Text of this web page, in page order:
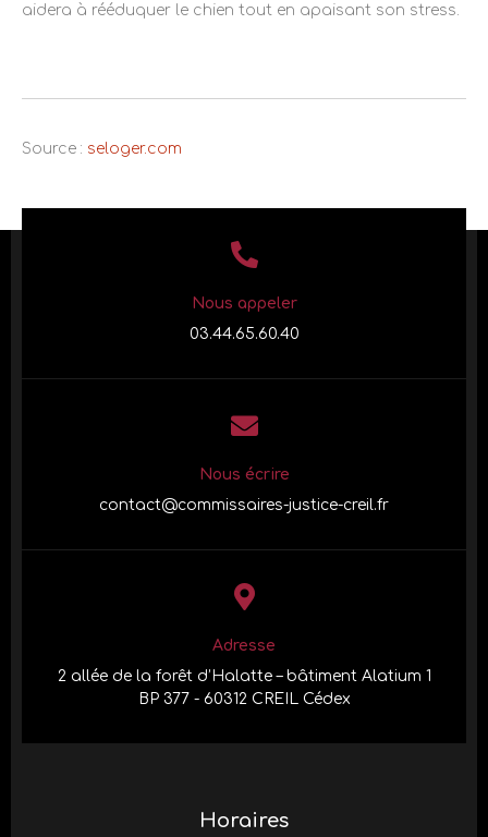
aidera à rééduquer le chien tout en apaisant son stress.
Source : seloger.com
Nous appeler
03.44.65.60.40
Nous écrire
contact@commissaires-justice-creil.fr
Adresse
2 allée de la forêt d’Halatte – bâtiment Alatium 1
BP 377 - 60312 CREIL Cédex
Horaires